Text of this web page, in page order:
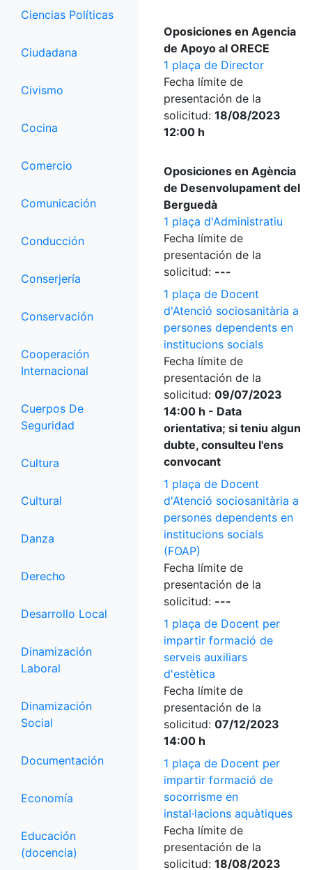
Ciencias Políticas
Ciudadana
Civismo
Cocina
Comercio
Comunicación
Conducción
Conserjería
Conservación
Cooperación
Internacional
Cuerpos De
Seguridad
Cultura
Cultural
Danza
Derecho
Desarrollo Local
Dinamización
Laboral
Dinamización
Social
Documentación
Economía
Educación
(docencia)
Oposiciones en Agencia
de Apoyo al ORECE
1 plaça de Director
Fecha límite de
presentación de la
solicitud: 18/08/2023
12:00 h
Oposiciones en Agència
de Desenvolupament del
Berguedà
1 plaça d'Administratiu
Fecha límite de
presentación de la
solicitud: ---
1 plaça de Docent
d'Atenció sociosanitària a
persones dependents en
institucions socials
Fecha límite de
presentación de la
solicitud: 09/07/2023
14:00 h - Data
orientativa; si teniu algun
dubte, consulteu l'ens
convocant
1 plaça de Docent
d'Atenció sociosanitària a
persones dependents en
institucions socials
(FOAP)
Fecha límite de
presentación de la
solicitud: ---
1 plaça de Docent per
impartir formació de
serveis auxiliars
d'estètica
Fecha límite de
presentación de la
solicitud: 07/12/2023
14:00 h
1 plaça de Docent per
impartir formació de
socorrisme en
instal·lacions aquàtiques
Fecha límite de
presentación de la
solicitud: 18/08/2023